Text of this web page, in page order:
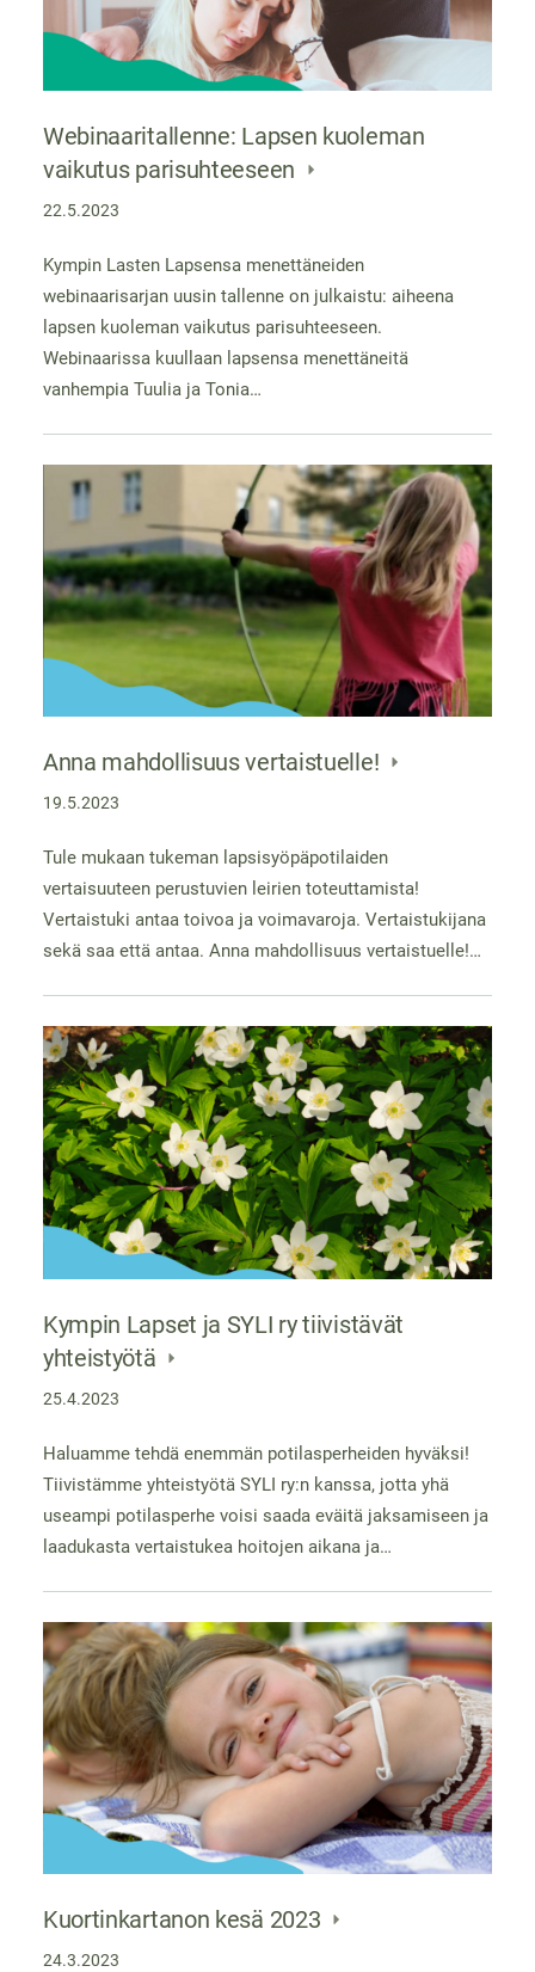
Webinaaritallenne: Lapsen kuoleman
vaikutus parisuhteeseen
22.5.2023
Kympin Lasten Lapsensa menettäneiden
webinaarisarjan uusin tallenne on julkaistu: aiheena
lapsen kuoleman vaikutus parisuhteeseen.
Webinaarissa kuullaan lapsensa menettäneitä
vanhempia Tuulia ja Tonia…
Anna mahdollisuus vertaistuelle!
19.5.2023
Tule mukaan tukeman lapsisyöpäpotilaiden
vertaisuuteen perustuvien leirien toteuttamista!
Vertaistuki antaa toivoa ja voimavaroja. Vertaistukijana
sekä saa että antaa. Anna mahdollisuus vertaistuelle!…
Kympin Lapset ja SYLI ry tiivistävät
yhteistyötä
25.4.2023
Haluamme tehdä enemmän potilasperheiden hyväksi!
Tiivistämme yhteistyötä SYLI ry:n kanssa, jotta yhä
useampi potilasperhe voisi saada eväitä jaksamiseen ja
laadukasta vertaistukea hoitojen aikana ja…
Kuortinkartanon kesä 2023
24.3.2023